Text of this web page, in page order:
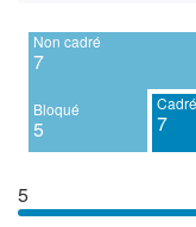
Non cadré
7
Bloqué
5
Cadré
7
5